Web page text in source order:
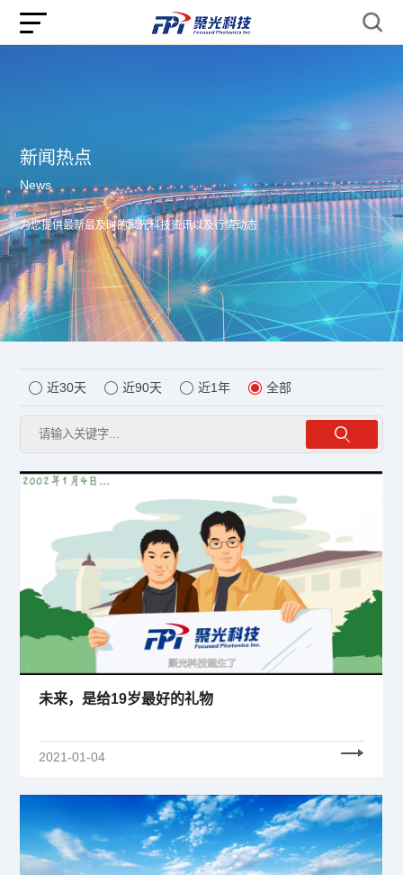
新闻热点
News
为您提供最新最及时的聚光科技资讯以及行情动态
近30天 近90天 近1年 全部
未来，是给19岁最好的礼物
2021-01-04